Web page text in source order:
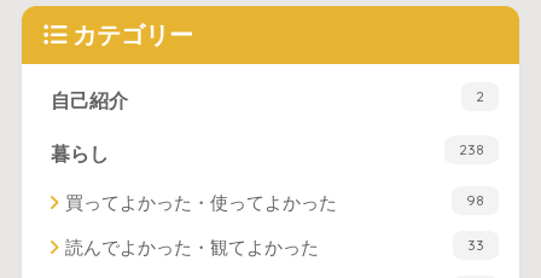
カテゴリー
自己紹介 2
暮らし 238
買ってよかった・使ってよかった 98
読んでよかった・観てよかった 33